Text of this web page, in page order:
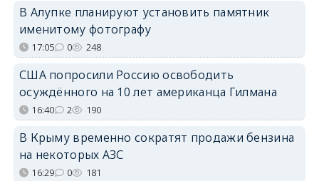
В Алупке планируют установить памятник
именитому фотографу
17:05 0 248
США попросили Россию освободить
осуждённого на 10 лет американца Гилмана
16:40 2 190
В Крыму временно сократят продажи бензина
на некоторых АЗС
16:29 0 181